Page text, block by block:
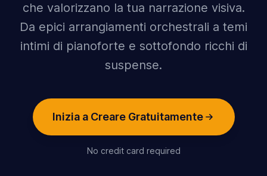
che valorizzano la tua narrazione visiva.
Da epici arrangiamenti orchestrali a temi
intimi di pianoforte e sottofondo ricchi di
suspense.
Inizia a Creare Gratuitamente
No credit card required